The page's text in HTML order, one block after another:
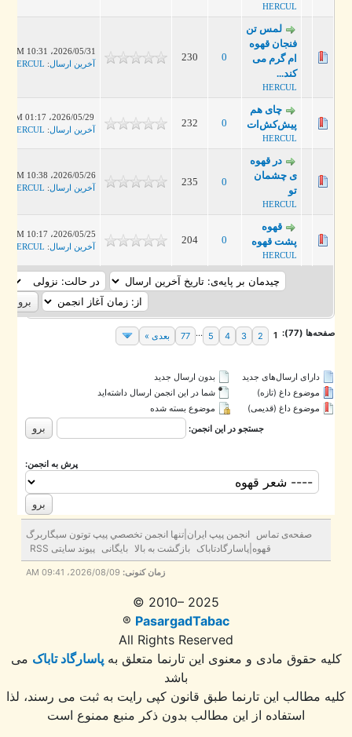
HERCUL
لمس تن
فنجان قهوه
ام گرم می
HERCUL
2026/05/31، 10:31 AM
آخرین ارسال :
HERCUL
چای هم
پیش‌کش‌ات
HERCUL
0
2026/05/29، 01:17 PM
آخرین ارسال :
HERCUL
در قهوه
ی چشمان
تو
HERCUL
2026/05/26، 10:38 AM
آخرین ارسال :
HERCUL
قهوه
پشت قهوه
HERCUL
2026/05/25، 10:17 AM
آخرین ارسال :
HERCUL
(77):
1
2
...
77 بعدی »
دارای ارسال‌های جدید‌
موضوع داغ (تازه‌)
موضوع داغ (قدیمی)
بدون ارسال جدید‌
شما در این انجمن ارسال داشته‌اید
موضوع بسته شده
جستجو در این انجمن:
پرش به انجمن:
صفحه‌ی تماس
انجمن پيپ ايران|تنها انجمن تخصصي پيپ توتون سيگاربرگ
قهوه|پاسارگادتاباک بازگشت به بالا بایگانی پیوند سایتی RSS
زمان کنونی:2026/08/09، 09:41 AM
© 2010– 2025
®PasargadTabac
All Rights Reserved
حقوق مادی و معنوی اين تارنما متعلق بهپاسارگاد تاباکمی
مطالب این تارنما طبق قانون کپی رایت به ثبت می رسند، لذا
استفاده از این مطالب بدون ذکر منبع ممنوع است